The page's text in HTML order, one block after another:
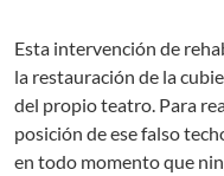
Esta intervención de
la restauración de la
del propio teatro. Para
posición de ese falso
en todo momento que